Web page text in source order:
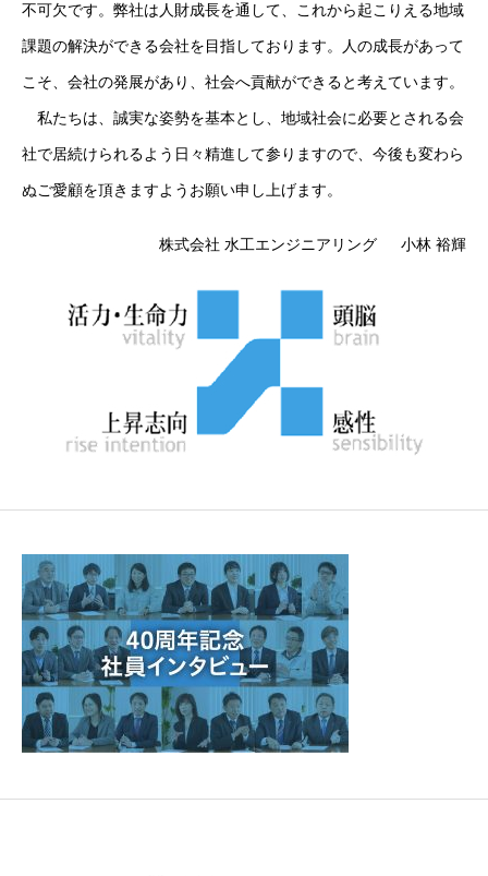
不可欠です。弊社は人財成長を通して、これから起こりえる地域
課題の解決ができる会社を目指しております。人の成長があって
こそ、会社の発展があり、社会へ貢献ができると考えています。
私たちは、誠実な姿勢を基本とし、地域社会に必要とされる会
社で居続けられるよう日々精進して参りますので、今後も変わら
ぬご愛顧を頂きますようお願い申し上げます。
株式会社 水工エンジニアリング 小林 裕輝